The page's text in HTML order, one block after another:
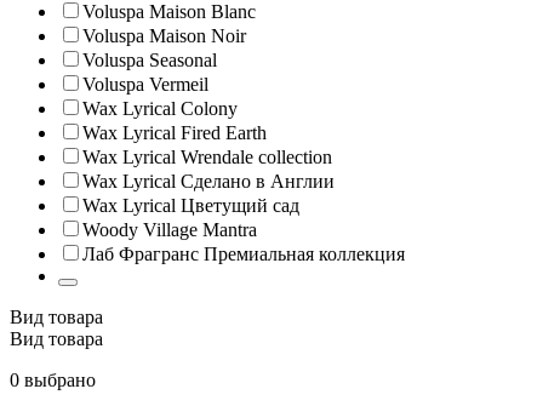
Voluspa Maison Blanc
Voluspa Maison Noir
Voluspa Seasonal
Voluspa Vermeil
Wax Lyrical Colony
Wax Lyrical Fired Earth
Wax Lyrical Wrendale collection
Wax Lyrical Сделано в Англии
Wax Lyrical Цветущий сад
Woody Village Mantra
Лаб Фрагранс Премиальная коллекция
Вид товара
Вид товара
0 выбрано